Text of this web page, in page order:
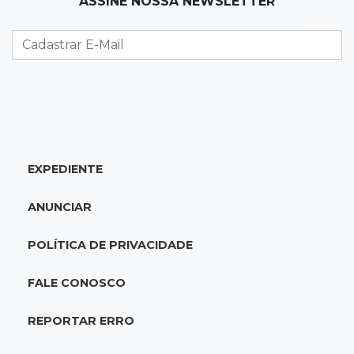
do sol que parece fogo
Pantanal reduz desmatamento em 65% e
banho de sol e leva socos de detento
17:31Dourados
EXPEDIENTE
ANUNCIAR
POLÍTICA DE PRIVACIDADE
FALE CONOSCO
REPORTAR ERRO